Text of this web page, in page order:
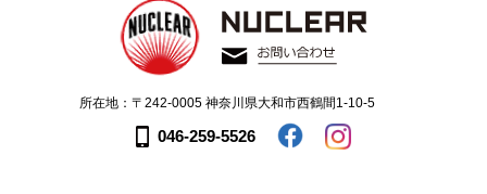
所在地：〒242-0005 神奈川県大和市西鶴間1-10-5
046-259-5526